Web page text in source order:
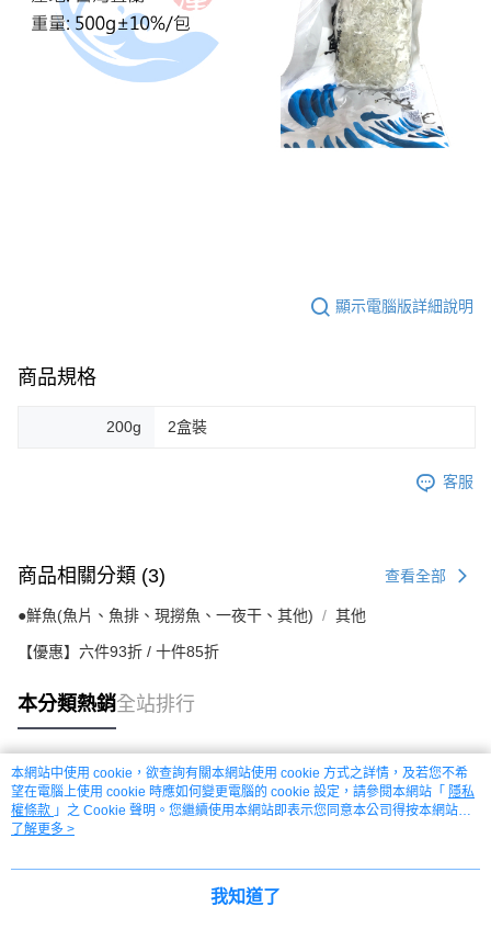
顯示電腦版詳細說明
商品規格
200g 2盒裝
客服
商品相關分類 (3) 查看全部
●鮮魚(魚片、魚排、現撈魚、一夜干、其他) 其他
【優惠】六件93折 / 十件85折
本分類熱銷全站排行
熱門標籤
本網站中使用 cookie，欲查詢有關本網站使用 cookie 方式之詳情，及若您不希
望在電腦上使用 cookie 時應如何變更電腦的 cookie 設定，請參閱本網站「 隱私
權條款 」之 Cookie 聲明。您繼續使用本網站即表示您同意本公司得按本網站使
用條款之 Cookie 聲明使用 cookie。
了解更多 >
我知道了